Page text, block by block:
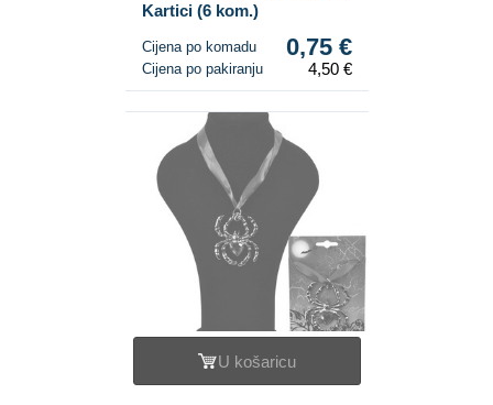
Kartici (6 kom.)
Cijena po komadu 0,75 €
Cijena po pakiranju 4,50 €
U košaricu